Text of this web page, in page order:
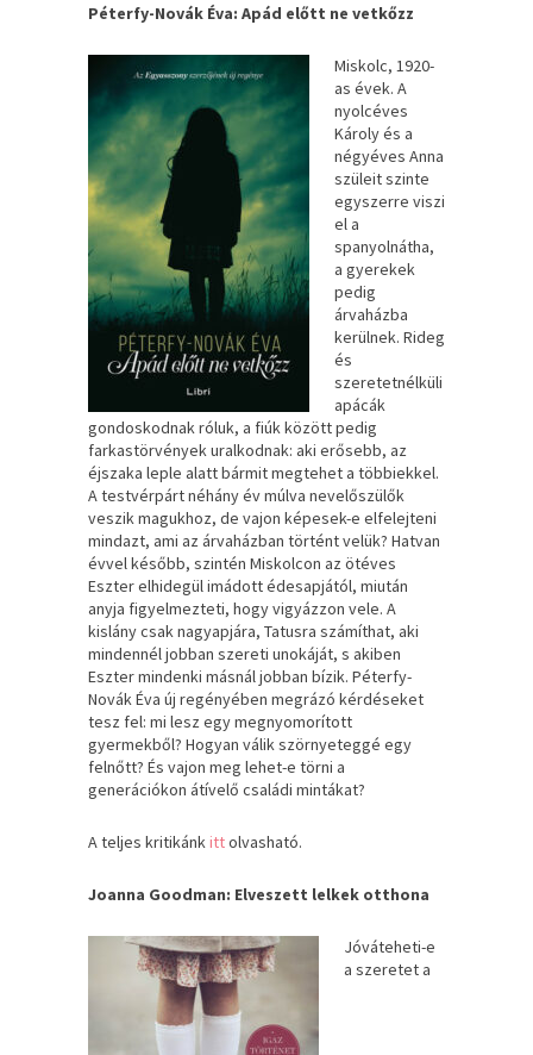
Péterfy-Novák Éva: Apád előtt ne vetkőzz
Miskolc, ​1920-
as évek. A
nyolcéves
Károly és a
négyéves Anna
szüleit szinte
egyszerre viszi
el a
spanyolnátha,
a gyerekek
pedig
árvaházba
kerülnek. Rideg
és
szeretetnélküli
apácák
gondoskodnak róluk, a fiúk között pedig
farkastörvények uralkodnak: aki erősebb, az
éjszaka leple alatt bármit megtehet a többiekkel.
A testvérpárt néhány év múlva nevelőszülők
veszik magukhoz, de vajon képesek-e elfelejteni
mindazt, ami az árvaházban történt velük? Hatvan
évvel később, szintén Miskolcon az ötéves
Eszter elhidegül imádott édesapjától, miután
anyja figyelmezteti, hogy vigyázzon vele. A
kislány csak nagyapjára, Tatusra számíthat, aki
mindennél jobban szereti unokáját, s akiben
Eszter mindenki másnál jobban bízik. Péterfy-
Novák Éva új regényében megrázó kérdéseket
tesz fel: mi lesz egy megnyomorított
gyermekből? Hogyan válik szörnyeteggé egy
felnőtt? És vajon meg lehet-e törni a
generációkon átívelő családi mintákat?
A teljes kritikánkittolvasható.
Joanna Goodman: Elveszett lelkek otthona
Jóváteheti-e ​
a szeretet a